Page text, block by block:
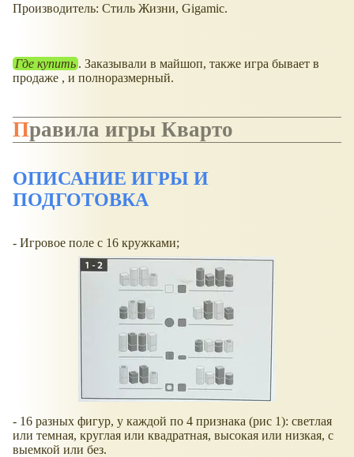
Производитель: Стиль Жизни, Gigamic.
Где купить . Заказывали в майшоп, также игра бывает в
продаже , и полноразмерный.
Правила игры Кварто
ОПИСАНИЕ ИГРЫ И
ПОДГОТОВКА
- Игровое поле с 16 кружками;
- 16 разных фигур, у каждой по 4 признака (рис 1): светлая
или темная, круглая или квадратная, высокая или низкая, с
выемкой или без.